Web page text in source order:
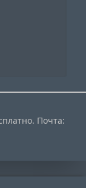
Почта: